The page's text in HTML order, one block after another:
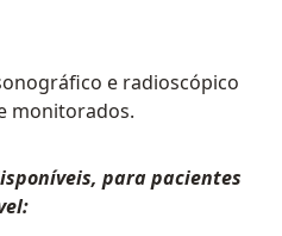
e radioscópico
monitorados.
para pacientes